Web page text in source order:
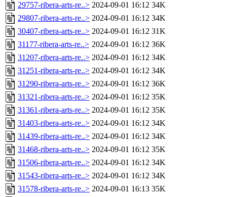
29757-ribera-arts-re..> 2024-09-01 16:12 34K
29807-ribera-arts-re..> 2024-09-01 16:12 34K
30407-ribera-arts-re..> 2024-09-01 16:12 31K
31177-ribera-arts-re..> 2024-09-01 16:12 36K
31207-ribera-arts-re..> 2024-09-01 16:12 34K
31251-ribera-arts-re..> 2024-09-01 16:12 34K
31290-ribera-arts-re..> 2024-09-01 16:12 36K
31321-ribera-arts-re..> 2024-09-01 16:12 35K
31361-ribera-arts-re..> 2024-09-01 16:12 35K
31403-ribera-arts-re..> 2024-09-01 16:12 34K
31439-ribera-arts-re..> 2024-09-01 16:12 34K
31468-ribera-arts-re..> 2024-09-01 16:12 35K
31506-ribera-arts-re..> 2024-09-01 16:12 34K
31543-ribera-arts-re..> 2024-09-01 16:12 34K
31578-ribera-arts-re..> 2024-09-01 16:13 35K